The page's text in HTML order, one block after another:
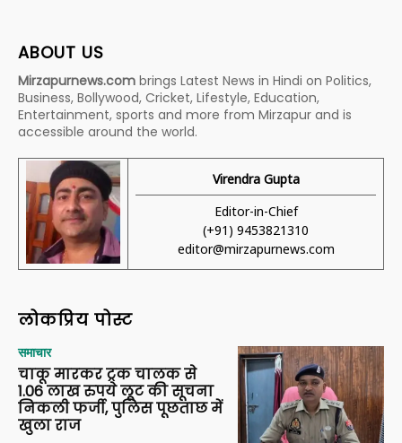
ABOUT US
Mirzapurnews.com brings Latest News in Hindi on Politics,
Business, Bollywood, Cricket, Lifestyle, Education,
Entertainment, sports and more from Mirzapur and is
accessible around the world.
Virendra Gupta
Editor-in-Chief
(+91) 9453821310
editor@mirzapurnews.com
लोकप्रिय पोस्ट
समाचार
चाकू मारकर ट्रक चालक से
1.06 लाख रुपये लूट की सूचना
निकली फर्जी, पुलिस पूछताछ में
खुला राज